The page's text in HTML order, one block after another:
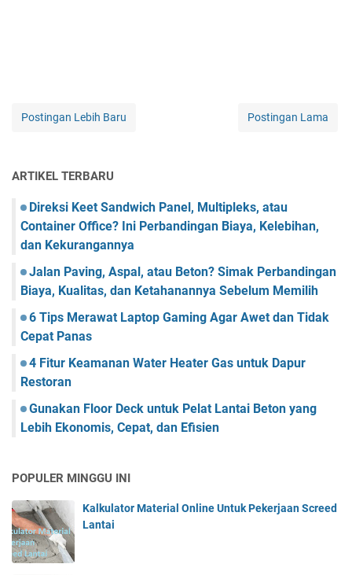
Postingan Lebih Baru Postingan Lama
ARTIKEL TERBARU
Direksi Keet Sandwich Panel, Multipleks, atau
Container Office? Ini Perbandingan Biaya, Kelebihan,
dan Kekurangannya
Jalan Paving, Aspal, atau Beton? Simak Perbandingan
Biaya, Kualitas, dan Ketahanannya Sebelum Memilih
6 Tips Merawat Laptop Gaming Agar Awet dan Tidak
Cepat Panas
4 Fitur Keamanan Water Heater Gas untuk Dapur
Restoran
Gunakan Floor Deck untuk Pelat Lantai Beton yang
Lebih Ekonomis, Cepat, dan Efisien
POPULER MINGGU INI
Kalkulator Material Online Untuk Pekerjaan Screed
Lantai